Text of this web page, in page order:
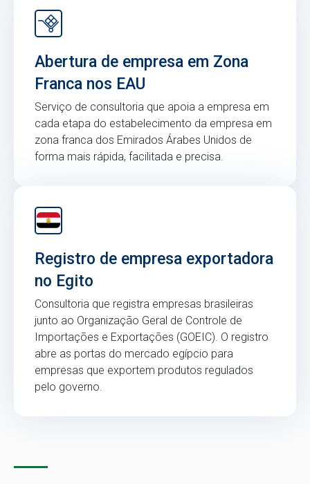
Abertura de empresa em Zona
Franca nos EAU
Serviço de consultoria que apoia a empresa em
cada etapa do estabelecimento da empresa em
zona franca dos Emirados Árabes Unidos de
forma mais rápida, facilitada e precisa.
Registro de empresa exportadora
no Egito
Consultoria que registra empresas brasileiras
junto ao Organização Geral de Controle de
Importações e Exportações (GOEIC). O registro
abre as portas do mercado egípcio para
empresas que exportem produtos regulados
pelo governo.